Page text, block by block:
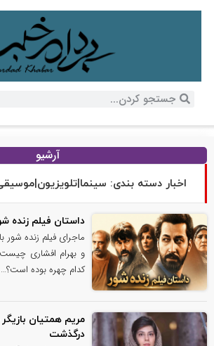
آرشیو
اخبار دسته بندی:
داستان فیلم زنده
ماجرای فیلم زنده شور
و بهرام افشاری چیست
کدام چهره بوده است؟…
مریم همتیان بازیگر
درگذشت